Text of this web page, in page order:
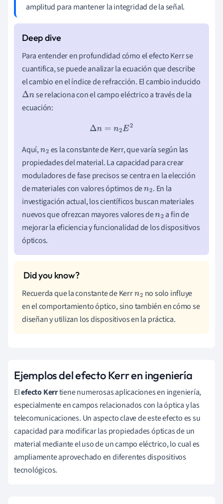
amplitud para mantener la integridad de la señal.
Para entender en profundidad cómo el efecto Kerr se
cuantifica, se puede analizar la ecuación que describe
el cambio en el índice de refracción. El cambio inducido
Δn se relaciona con el campo eléctrico a través de la
ecuación:
Δn=n2E2
Aquí,n2 es la constante de Kerr, que varía según las
propiedades del material. La capacidad para crear
moduladores de fase precisos se centra en la elección
de materiales con valores óptimos den2. En la
investigación actual, los científicos buscan materiales
nuevos que ofrezcan mayores valores den2 a fin de
mejorar la eficiencia y funcionalidad de los dispositivos
ópticos.
Recuerda que la constante de Kerrn2 no solo influye
en el comportamiento óptico, sino también en cómo se
diseñan y utilizan los dispositivos en la práctica.
Ejemplos del efecto Kerr en ingeniería
Elefecto Kerrtiene numerosas aplicaciones en ingeniería,
especialmente en campos relacionados con la óptica y las
telecomunicaciones. Un aspecto clave de este efecto es su
capacidad para modificar las propiedades ópticas de un
material mediante el uso de un campo eléctrico, lo cual es
ampliamente aprovechado en diferentes dispositivos
tecnológicos.